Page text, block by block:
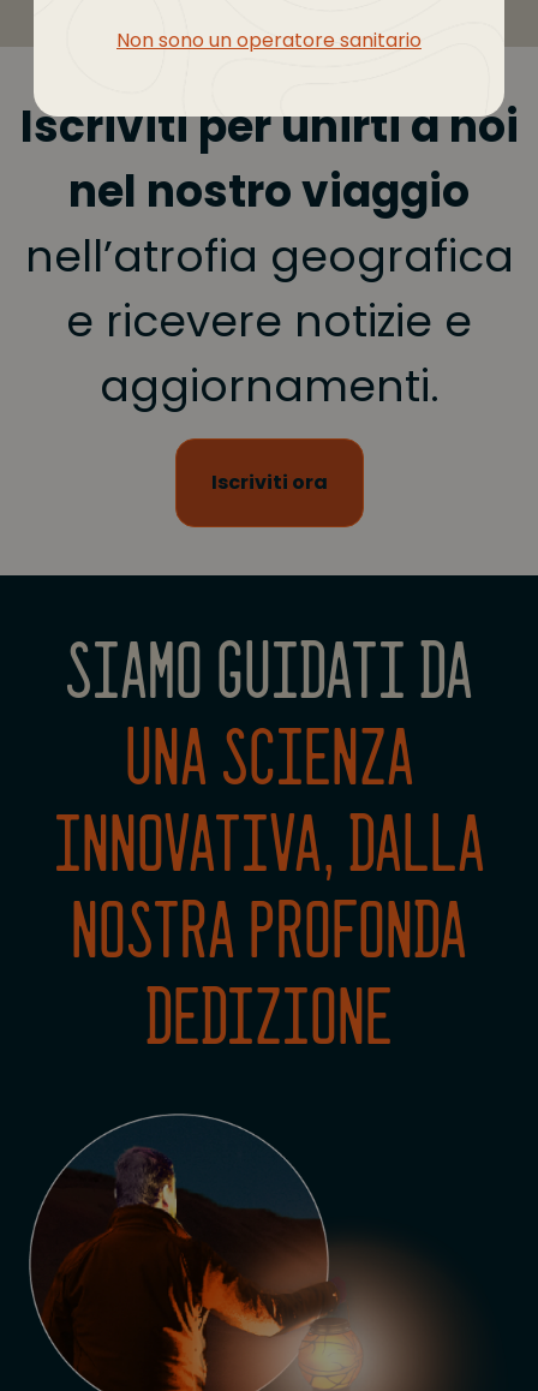
Iscriviti per unirti a noi
nel nostro viaggio
nell’atrofia geografica
e ricevere notizie e
aggiornamenti.
Iscriviti ora
SIAMO GUIDATI DA
UNA SCIENZA
INNOVATIVA, DALLA
NOSTRA PROFONDA
DEDIZIONE
Non sono un operatore sanitario